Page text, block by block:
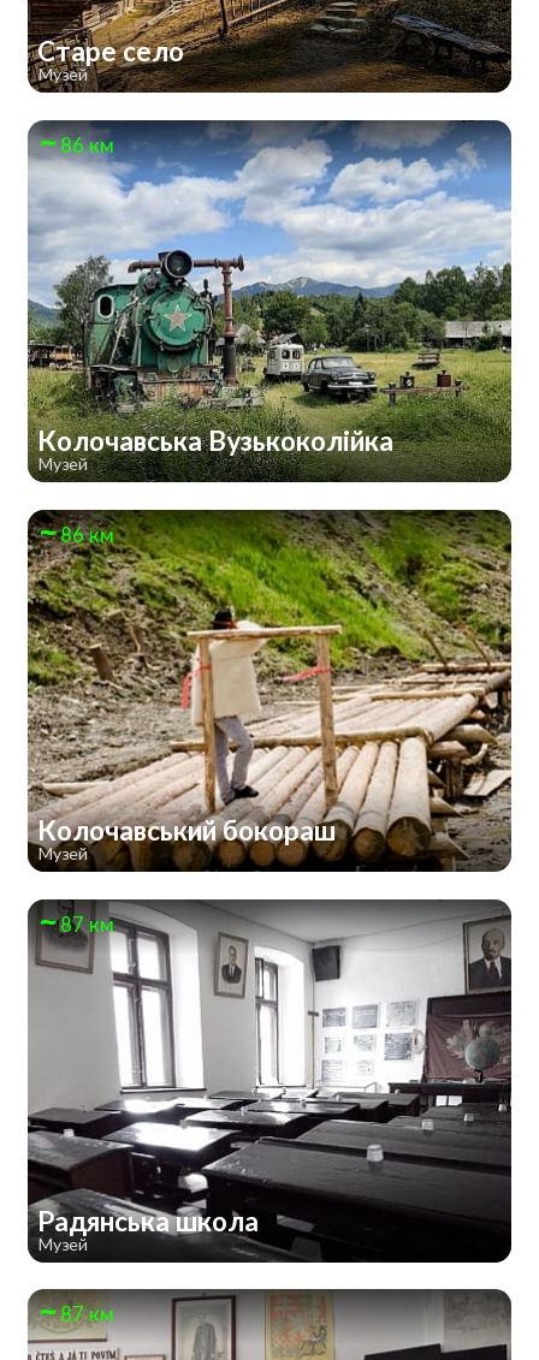
Старе село
Музей
86 км
Колочавська Вузькоколійка
Музей
86 км
Колочавський бокораш
Музей
87 км
Радянська школа
Музей
87 км